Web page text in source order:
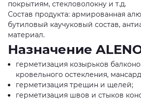
покрытиям, стекловолокну и т.д.
Состав продукта: армированная
бутиловый каучуковый состав,
материал.
Назначение
герметизация козырьков
кровельного остекления,
герметизация трещин и щелей;
герметизация швов и стыков